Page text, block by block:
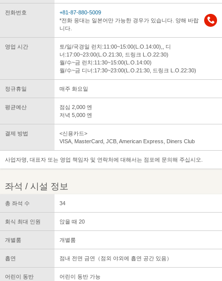
전화번호
+81-87-880-5009
*전화 응대는 일본어만 가능한 경우가 있습니다. 양해 바랍
니다.
영업 시간
토/일/국경일 런치:11:00~15:00(L.O.14:00),, 디
너:17:00~23:00(L.O.21:30, 드링크 L.O.22:30)
월/수~금 런치:11:30~15:00(L.O.14:00)
월/수~금 디너:17:30~23:00(L.O.21:30, 드링크 L.O.22:30)
정규휴일 매주 화요일
평균예산
점심 2,000 엔
저녁 5,000 엔
결제 방법
<신용카드>
VISA, MasterCard, JCB, American Express, Diners Club
사업자명, 대표자 또는 영업 책임자 및 연락처에 대해서는 점포에 문의해 주십시오.
좌석 / 시설 정보
총 좌석 수 34
회식 최대 인원 앉을 때 20
개별룸 개별룸
흡연 점내 전면 금연（점외 야외에 흡연 공간 있음）
어린이 동반
어린이 동반 가능